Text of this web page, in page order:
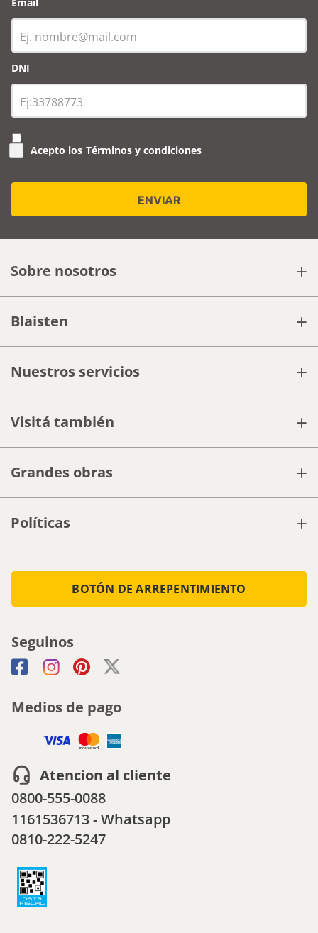
DNI
Acepto los Términos y condiciones
Sobre nosotros +
Blaisten +
Nuestros servicios +
Visitá también +
Grandes obras +
Políticas +
BOTÓN DE ARREPENTIMIENTO
Seguinos
Medios de pago
Atencion al cliente
0800-555-0088
1161536713 - Whatsapp
0810-222-5247